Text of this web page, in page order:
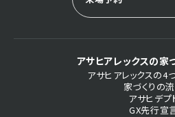
アサヒアレックスの家
アサヒアレックスの4
家づくりの
アサヒデプ
GX先行宣